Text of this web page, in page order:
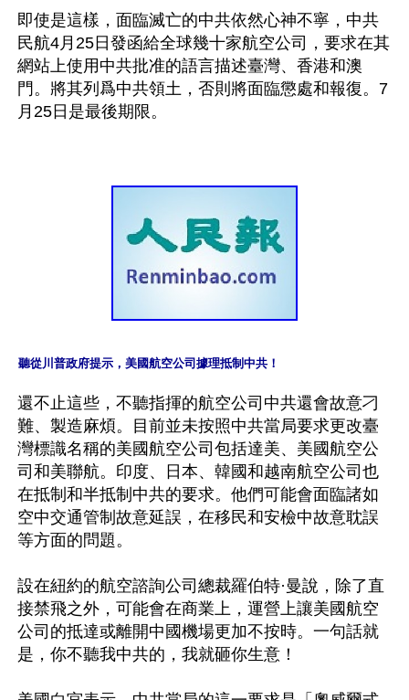
即使是這樣，面臨滅亡的中共依然心神不寧，中共
民航4月25日發函給全球幾十家航空公司，要求在其
網站上使用中共批准的語言描述臺灣、香港和澳
門。將其列爲中共領土，否則將面臨懲處和報復。7
月25日是最後期限。
聽從川普政府提示，美國航空公司據理抵制中共！
還不止這些，不聽指揮的航空公司中共還會故意刁
難、製造麻煩。目前並未按照中共當局要求更改臺
灣標識名稱的美國航空公司包括達美、美國航空公
司和美聯航。印度、日本、韓國和越南航空公司也
在抵制和半抵制中共的要求。他們可能會面臨諸如
空中交通管制故意延誤，在移民和安檢中故意耽誤
等方面的問題。
設在紐約的航空諮詢公司總裁羅伯特·曼說，除了直
接禁飛之外，可能會在商業上，運營上讓美國航空
公司的抵達或離開中國機場更加不按時。一句話就
是，你不聽我中共的，我就砸你生意！